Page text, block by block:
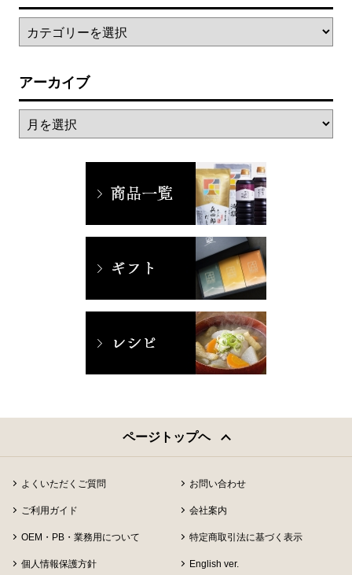
アーカイブ
ページトップヘ
よくいただくご質問 お問い合わせ
ご利用ガイド 会社案内
OEM・PB・業務用について 特定商取引法に基づく表示
個人情報保護方針 English ver.